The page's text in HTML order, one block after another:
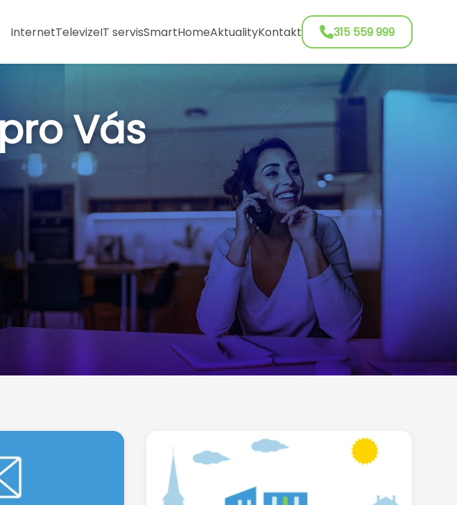
InternetTelevizeIT servisSmartHomeAktualityKontakt 315 559 999
Vás